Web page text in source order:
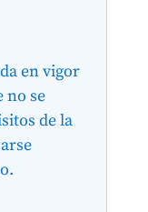
en vigor
no se
de la